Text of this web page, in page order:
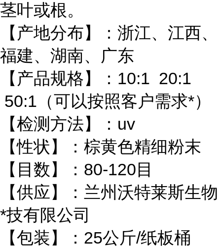
茎叶或根。
【产地分布】：浙江、江西、
福建、湖南、广东
【产品规格】：10:1 20:1
50:1（可以按照客户需求*）
【检测方法】：uv
【性状】：棕黄色精细粉末
【目数】：80-120目
【供应】：兰州沃特莱斯生物
*技有限公司
【包装】：25公斤/纸板桶